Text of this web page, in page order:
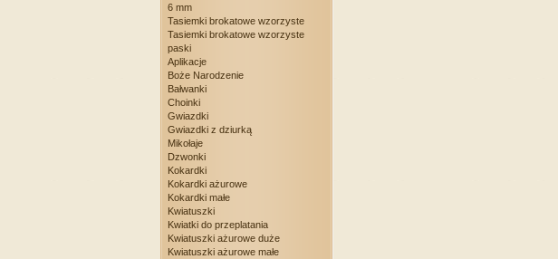
6 mm
Tasiemki brokatowe wzorzyste
Tasiemki brokatowe wzorzyste
paski
Aplikacje
Boże Narodzenie
Bałwanki
Choinki
Gwiazdki
Gwiazdki z dziurką
Mikołaje
Dzwonki
Kokardki
Kokardki ażurowe
Kokardki małe
Kwiatuszki
Kwiatki do przeplatania
Kwiatuszki ażurowe duże
Kwiatuszki ażurowe małe